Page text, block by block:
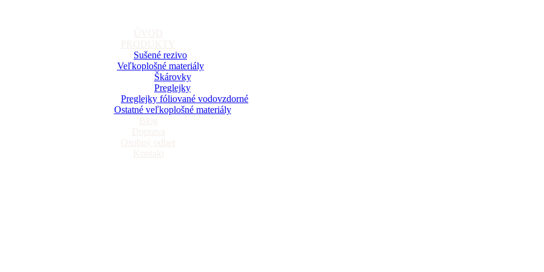
Sušené rezivo
Veľkoplošné materiály
Škárovky
Preglejky
Preglejky fóliované vodovzdorné
Ostatné veľkoplošné materiály